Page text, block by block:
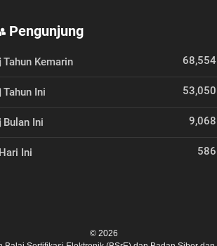
Pengunjung
Tahun Kemarin 68,554
Tahun Ini 53,050
Bulan Ini 9,068
Hari Ini 586
© 2026